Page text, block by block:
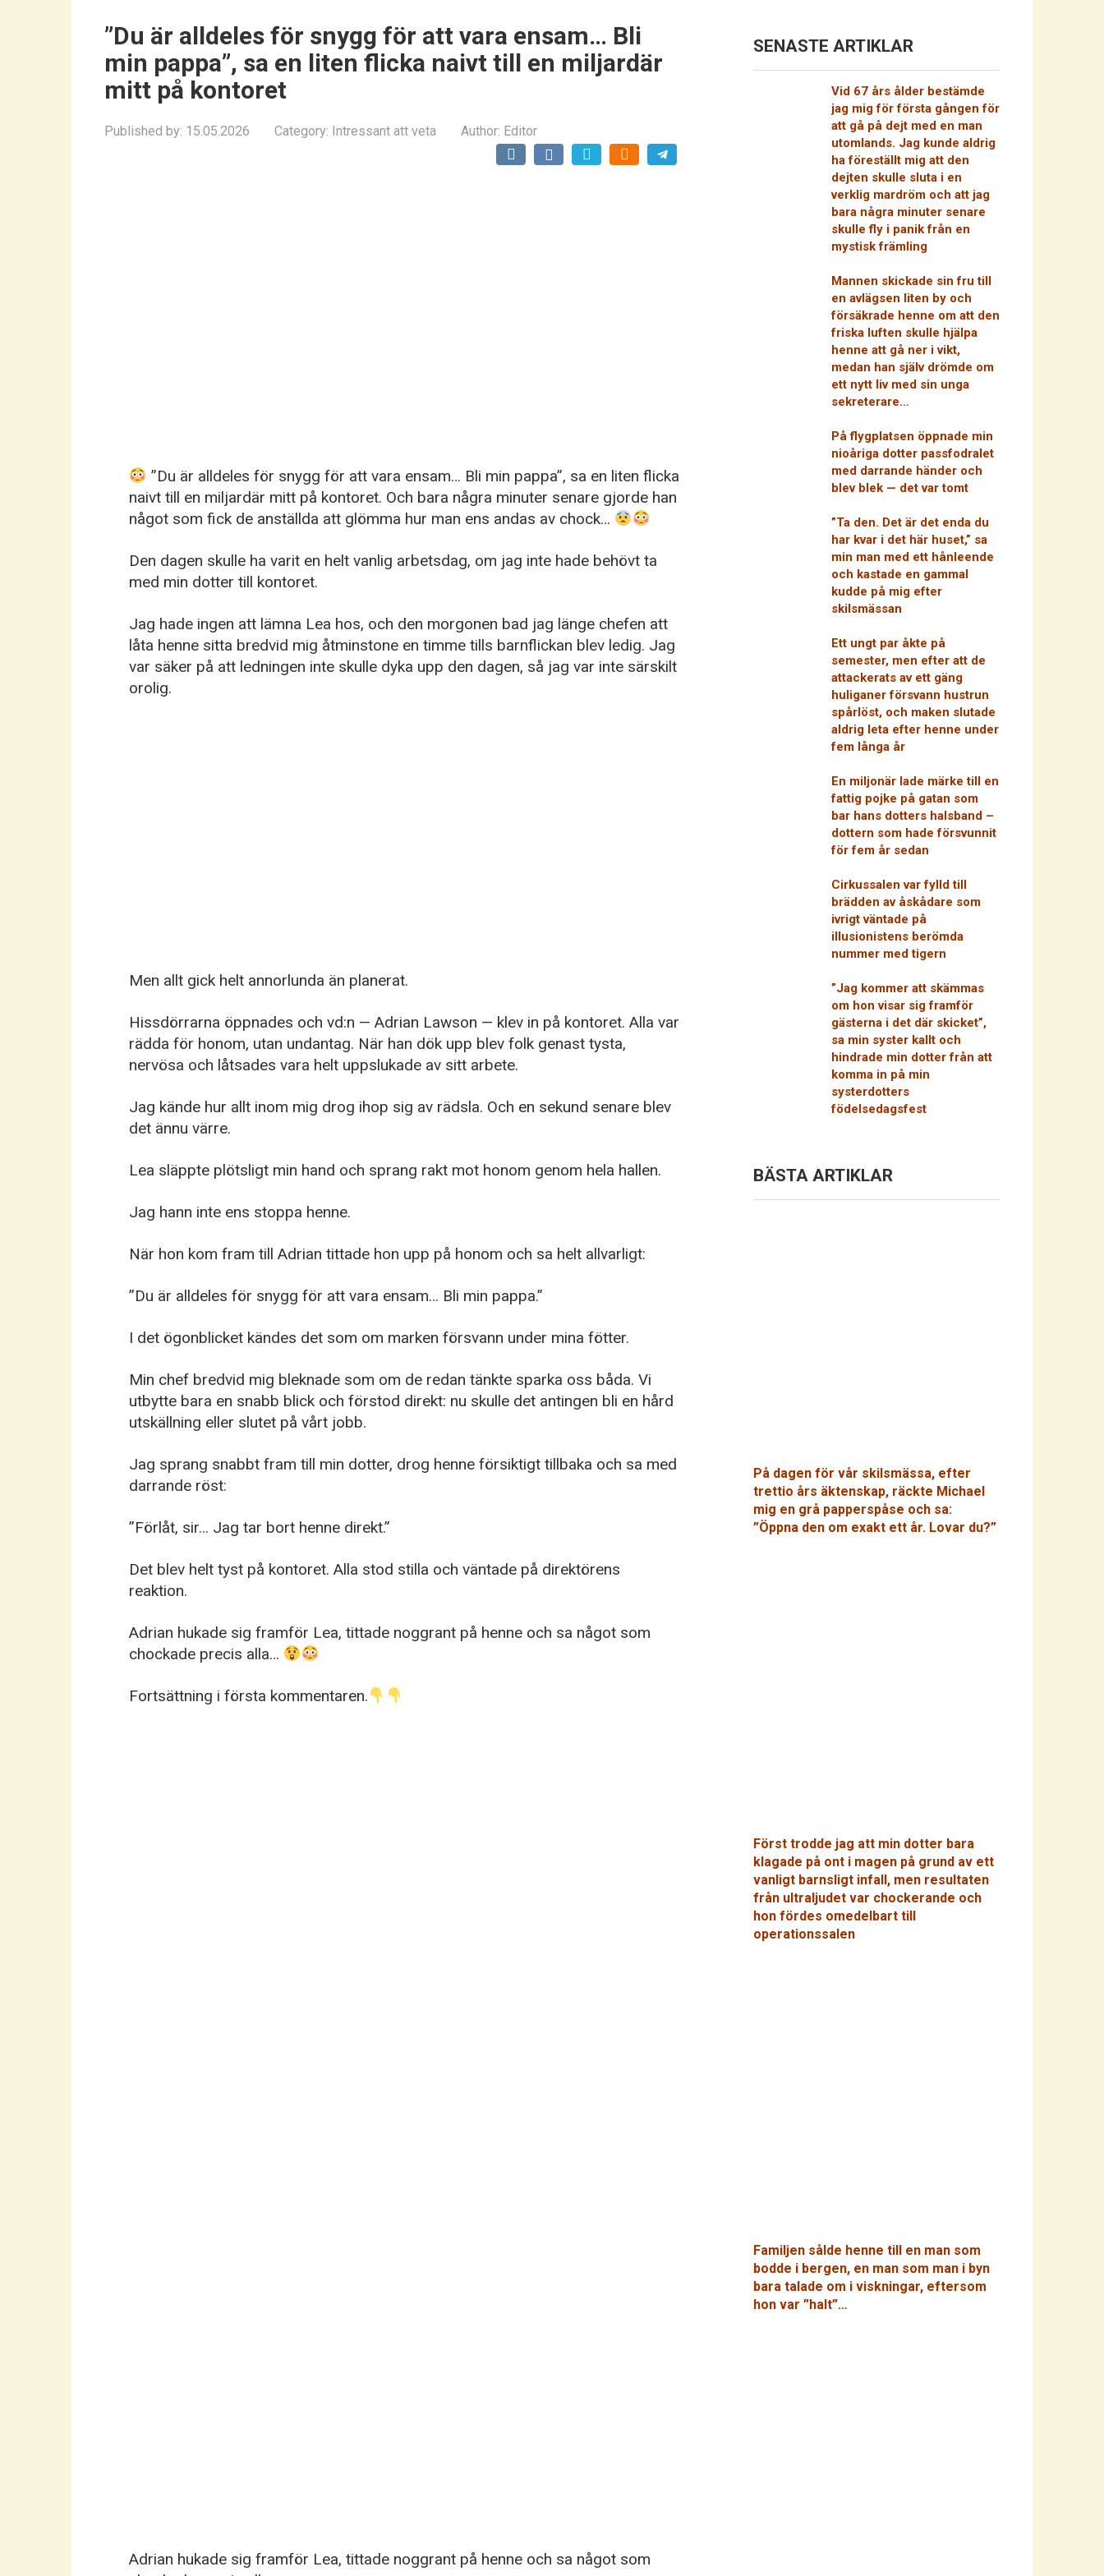
”Du är alldeles för snygg för att vara ensam… Bli
min pappa”, sa en liten flicka naivt till en miljardär
mitt på kontoret
Published by: 15.05.2026 Category: Intressant att veta Author: Editor
”Du är alldeles för snygg för att vara ensam… Bli min pappa”, sa en liten flicka
naivt till en miljardär mitt på kontoret. Och bara några minuter senare gjorde han
något som fick de anställda att glömma hur man ens andas av chock…
Den dagen skulle ha varit en helt vanlig arbetsdag, om jag inte hade behövt ta
med min dotter till kontoret.
Jag hade ingen att lämna Lea hos, och den morgonen bad jag länge chefen att
låta henne sitta bredvid mig åtminstone en timme tills barnflickan blev ledig. Jag
var säker på att ledningen inte skulle dyka upp den dagen, så jag var inte särskilt
orolig.
Men allt gick helt annorlunda än planerat.
Hissdörrarna öppnades och vd:n — Adrian Lawson — klev in på kontoret. Alla var
rädda för honom, utan undantag. När han dök upp blev folk genast tysta,
nervösa och låtsades vara helt uppslukade av sitt arbete.
Jag kände hur allt inom mig drog ihop sig av rädsla. Och en sekund senare blev
det ännu värre.
Lea släppte plötsligt min hand och sprang rakt mot honom genom hela hallen.
Jag hann inte ens stoppa henne.
När hon kom fram till Adrian tittade hon upp på honom och sa helt allvarligt:
”Du är alldeles för snygg för att vara ensam… Bli min pappa.”
I det ögonblicket kändes det som om marken försvann under mina fötter.
Min chef bredvid mig bleknade som om de redan tänkte sparka oss båda. Vi
utbytte bara en snabb blick och förstod direkt: nu skulle det antingen bli en hård
utskällning eller slutet på vårt jobb.
Jag sprang snabbt fram till min dotter, drog henne försiktigt tillbaka och sa med
darrande röst:
”Förlåt, sir… Jag tar bort henne direkt.”
Det blev helt tyst på kontoret. Alla stod stilla och väntade på direktörens
reaktion.
Adrian hukade sig framför Lea, tittade noggrant på henne och sa något som
chockade precis alla…
Fortsättning i första kommentaren.
Adrian hukade sig framför Lea, tittade noggrant på henne och sa något som
SENASTE ARTIKLAR
Vid 67 års ålder bestämde
jag mig för första gången för
att gå på dejt med en man
utomlands. Jag kunde aldrig
ha föreställt mig att den
dejten skulle sluta i en
verklig mardröm och att jag
bara några minuter senare
skulle fly i panik från en
mystisk främling
Mannen skickade sin fru till
en avlägsen liten by och
försäkrade henne om att den
friska luften skulle hjälpa
henne att gå ner i vikt,
medan han själv drömde om
ett nytt liv med sin unga
sekreterare…
På flygplatsen öppnade min
nioåriga dotter passfodralet
med darrande händer och
blev blek — det var tomt
”Ta den. Det är det enda du
har kvar i det här huset,” sa
min man med ett hånleende
och kastade en gammal
kudde på mig efter
skilsmässan
Ett ungt par åkte på
semester, men efter att de
attackerats av ett gäng
huliganer försvann hustrun
spårlöst, och maken slutade
aldrig leta efter henne under
fem långa år
En miljonär lade märke till en
fattig pojke på gatan som
bar hans dotters halsband –
dottern som hade försvunnit
för fem år sedan
Cirkussalen var fylld till
brädden av åskådare som
ivrigt väntade på
illusionistens berömda
nummer med tigern
”Jag kommer att skämmas
om hon visar sig framför
gästerna i det där skicket”,
sa min syster kallt och
hindrade min dotter från att
komma in på min
systerdotters
födelsedagsfest
BÄSTA ARTIKLAR
På dagen för vår skilsmässa, efter
trettio års äktenskap, räckte Michael
mig en grå papperspåse och sa:
”Öppna den om exakt ett år. Lovar du?”
Först trodde jag att min dotter bara
klagade på ont i magen på grund av ett
vanligt barnsligt infall, men resultaten
från ultraljudet var chockerande och
hon fördes omedelbart till
operationssalen
Familjen sålde henne till en man som
bodde i bergen, en man som man i byn
bara talade om i viskningar, eftersom
hon var ”halt”…